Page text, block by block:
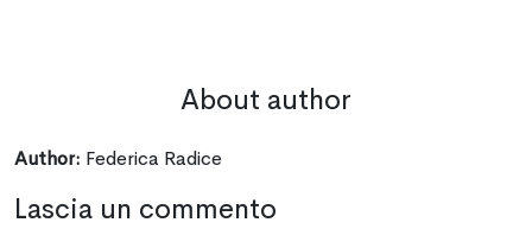
About author
Author: Federica Radice
Lascia un commento